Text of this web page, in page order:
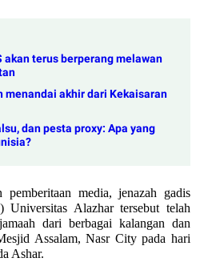
akan terus berperang melawan
menandai akhir dari Kekaisaran
dan pesta proxy: Apa yang
media, jenazah gadis
Universitas Alazhar tersebut telah
dari berbagai kalangan dan
Assalam, Nasr City pada hari
Ashar.